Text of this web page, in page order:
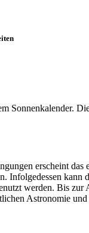
Sonnenkalender.
erscheint das
Infolgedessen kann
werden. Bis
Astronomie